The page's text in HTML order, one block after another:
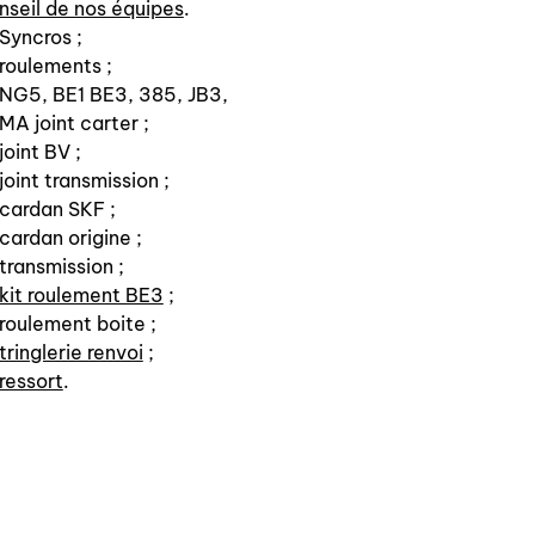
de nos équipes.
;
;
BE1 BE3, 385, JB3,
joint carter ;
BV ;
transmission ;
SKF ;
origine ;
;
roulement BE3 ;
boite ;
renvoi ;
.